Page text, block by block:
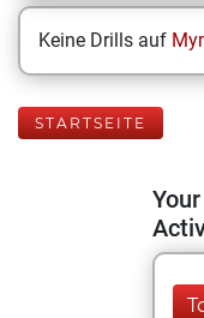
Keine Drills auf
STARTSEITE